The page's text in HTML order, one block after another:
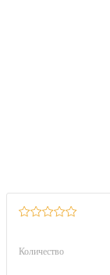
Количество